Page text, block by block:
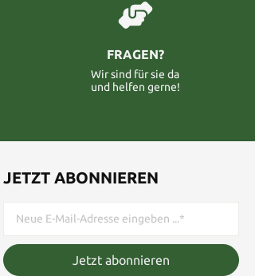
FRAGEN?
Wir sind für sie da
und helfen gerne!
JETZT ABONNIEREN
Jetzt abonnieren